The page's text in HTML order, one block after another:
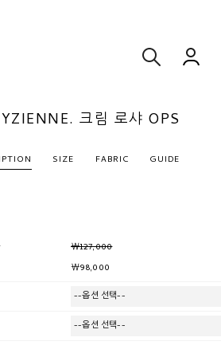
크림 로샤 OPS
SIZE FABRIC GUIDE
￦127,000
￦98,000